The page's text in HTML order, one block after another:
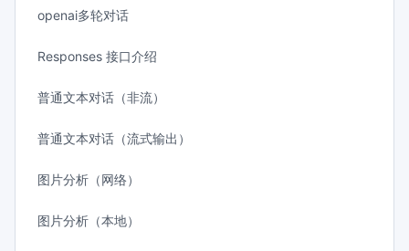
openai多轮对话
Responses 接口介绍
普通文本对话（非流）
普通文本对话（流式输出）
图片分析（网络）
图片分析（本地）